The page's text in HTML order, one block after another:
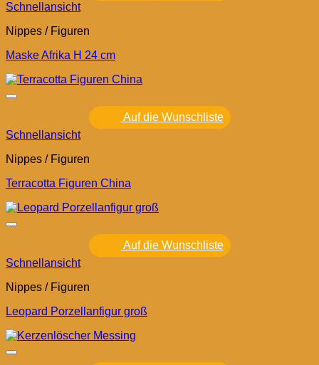
Schnellansicht
Nippes / Figuren
Maske Afrika H 24 cm
Auf die Wunschliste
Schnellansicht
Nippes / Figuren
Terracotta Figuren China
Auf die Wunschliste
Schnellansicht
Nippes / Figuren
Leopard Porzellanfigur groß